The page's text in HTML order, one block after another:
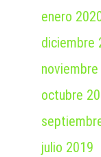
enero
diciembre
octubre
julio 2019